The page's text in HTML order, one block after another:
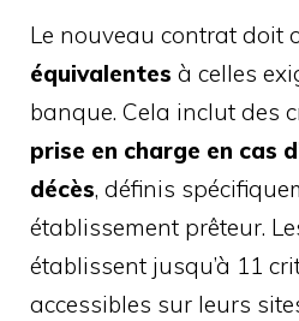
Le nouveau contrat doit
équivalentes à celles
banque. Cela inclut des
prise en charge en cas
décès, définis
établissement prêteur.
établissent jusqu’à 11
accessibles sur leurs